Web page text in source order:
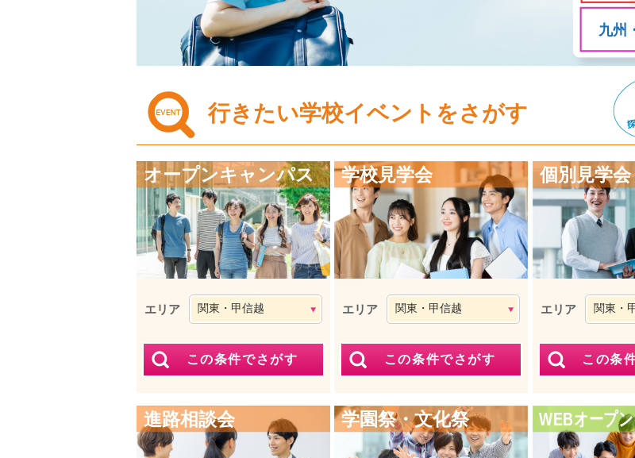
九州
行きたい学校イベントをさがす
オープンキャンパス
エリア
学校見学会
エリア
個別見学会
エリア
進路相談会 学園祭・文化祭 WEBオープ